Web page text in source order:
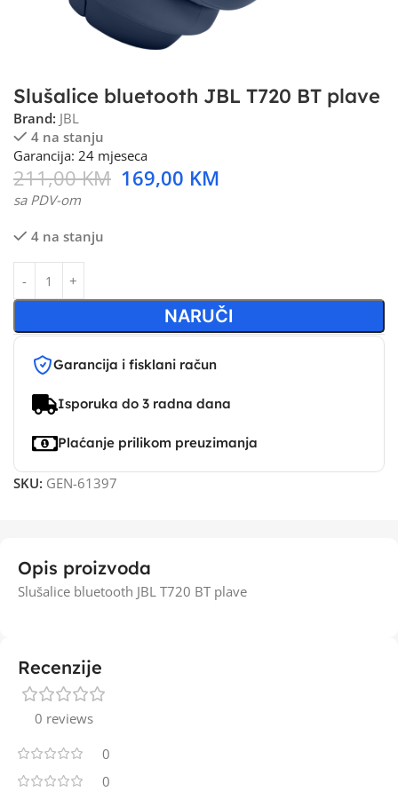
Slušalice bluetooth JBL T720 BT plave
Brand: JBL
4 na stanju
Garancija: 24 mjeseca
211,00KM 169,00 KM
sa PDV-om
4 na stanju
NARUČI
Garancija i fisklani račun
Isporuka do 3 radna dana
Plaćanje prilikom preuzimanja
SKU: GEN-61397
Opis proizvoda
Slušalice bluetooth JBL T720 BT plave
Recenzije
0 reviews
0
0